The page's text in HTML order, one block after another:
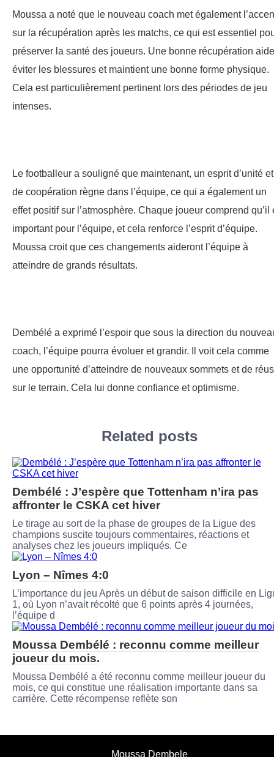
Moussa a noté que le nouveau coach met également
sur la récupération après les matchs, ce qui est essentiel
préserver la santé des joueurs. Une bonne récupération
éviter les blessures et maintient une bonne forme physique.
Cela est particulièrement pertinent lors des périodes de jeu
intenses.
Le footballeur a souligné que maintenant, un esprit d’unité et
de coopération règne dans l’équipe, ce qui a également un
effet positif sur l’atmosphère. Chaque joueur comprend qu’il
important pour l’équipe, et cela renforce l’esprit d’équipe.
Moussa croit que ces changements aideront l’équipe à
atteindre de grands résultats.
Dembélé a exprimé l’espoir que sous la direction du
coach, l’équipe pourra évoluer et grandir. Il voit cela comme
une opportunité d’atteindre de nouveaux sommets et de
sur le terrain. Cela lui donne confiance et optimisme.
Related posts
Dembélé : J’espère que Tottenham n’ira pas
affronter le CSKA cet hiver
Le tirage au sort de la phase de groupes de la Ligue des
champions suscite toujours commentaires, réactions et
analyses chez les joueurs impliqués. Ce
Lyon – Nîmes 4:0
L’importance du jeu Après un début de saison difficile en
1, où Lyon n’avait récolté que 6 points après 4 journées,
l’équipe d
Moussa Dembélé : reconnu comme meilleur
joueur du mois.
Moussa Dembélé a été reconnu comme meilleur joueur du
mois, ce qui constitue une réalisation importante dans sa
carrière. Cette récompense reflète son
Moussa Dembele